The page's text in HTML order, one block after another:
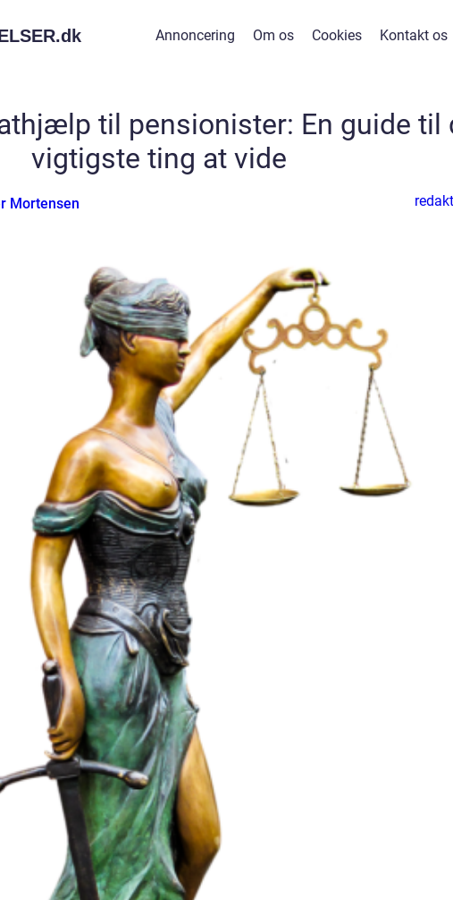
dk Annoncering Om os Cookies Kontakt os
til pensionister: En guide til
vigtigste ting at vide
Mortensen